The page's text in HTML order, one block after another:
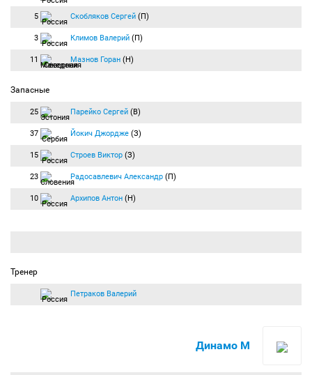
5 Скобляков Сергей (П)
3 Климов Валерий (П)
11 Мазнов Горан (Н)
Запасные
25 Парейко Сергей (В)
37 Йокич Джордже (З)
15 Строев Виктор (З)
23 Радосавлевич Александр (П)
10 Архипов Антон (Н)
Тренер
Петраков Валерий
Динамо М